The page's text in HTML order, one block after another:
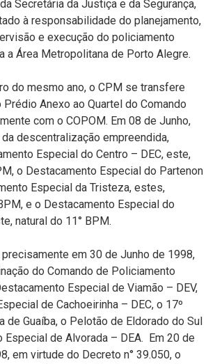
Secretária da Justiça e da Segurança,
à responsabilidade do planejamento,
e execução do policiamento
a Área Metropolitana de Porto Alegre.
do mesmo ano, o CPM se transfere
Prédio Anexo ao Quartel do Comando
com o COPOM. Em 08 de Junho,
descentralização empreendida,
Especial do Centro – DEC, este,
o Destacamento Especial do Partenon
Especial da Tristeza, estes,
e o Destacamento Especial do
natural do 11° BPM.
em 30 de Junho de 1998,
do Comando de Policiamento
Especial de Viamão – DEV,
de Cachoeirinha – DEC, o 17º
de Guaíba, o Pelotão de Eldorado do Sul
Especial de Alvorada – DEA. Em 20 de
em virtude do Decreto n° 39.050, o